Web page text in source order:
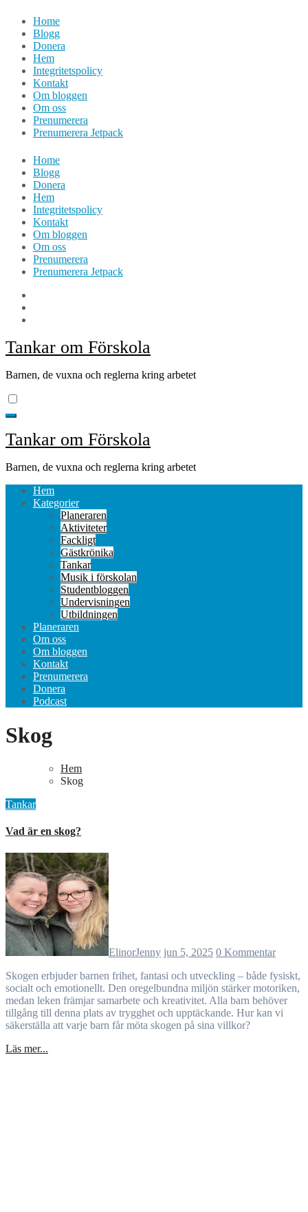
Hoppa
innehåll
Home
Blogg
Donera
Hem
Integritetspolicy
Kontakt
Om bloggen
Om oss
Prenumerera
Prenumerera Jetpack
Home
Blogg
Donera
Hem
Integritetspolicy
Kontakt
Om bloggen
Om oss
Prenumerera
Prenumerera Jetpack
Tankar om Förskola
Barnen, de vuxna och reglerna kring arbetet
Tankar om Förskola
Barnen, de vuxna och reglerna kring arbetet
Hem
Kategorier
Planeraren
Aktiviteter
Fackligt
Gästkrönika
Tankar
Musik i förskolan
Studentbloggen
Undervisningen
Utbildningen
Planeraren
Om oss
Om bloggen
Kontakt
Prenumerera
Donera
Podcast
Skog
Hem
Skog
Tankar
Vad är en skog?
ElinorJenny jun 5, 2025 0 Kommentar
Skogen erbjuder barnen frihet, fantasi och utveckling – både fysiskt,
socialt och emotionellt. Den oregelbundna miljön stärker motoriken,
medan leken främjar samarbete och kreativitet. Alla barn behöver
tillgång till denna plats av trygghet och upptäckande. Hur kan vi
säkerställa att varje barn får möta skogen på sina villkor?
Läs mer...